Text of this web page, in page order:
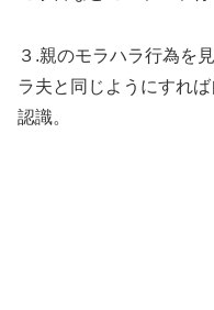
３.親のモラハラ行為を
ラ夫と同じようにすれ
認識。